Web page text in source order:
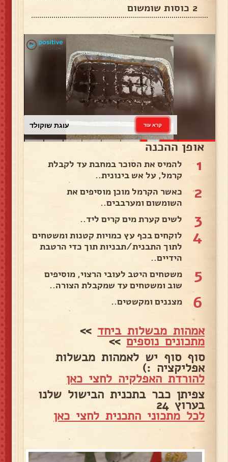
2 כוסות שומשום
עוגת שוקולד קרא עוד
אופן ההכנה
1
להמיס את הסוכר במחבת עד לקבלת
קרמל, על אש בינונית..
2
כאשר הקרמל מוכן מוסיפים את
השומשום ומערבבים..
3 לשים קערת מים קרים ליד..
4
לוקחים בכף עץ כמויות קטנות ומשטחים
לתוך התבנית/תבניות תוך כדי הרטבת
הידיים..
5
משטחים היטב לעובי הרצוי, מוסיפים
שוב ומשטחים עד שמקבלת הצורה..
6 מצננים ומקשטים..
אמהות מבשלות ביחד >>
מתכונים נוספים>>
סוף סוף יש לאמהות מבשלות
אפליקציה :)
להורדת האפלקיה לחצי כאן
צפיתן כבר בתכנית הבישול שלנו
בערוץ 24
לכל מתכוני התכנית לחצי כאן